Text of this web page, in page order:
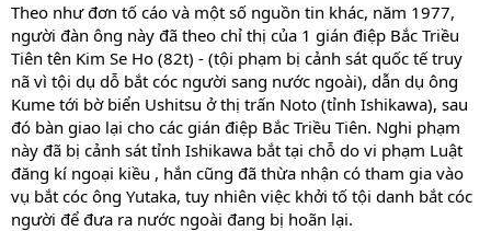
Theo như đơn tố cáo và một số nguồn tin khác, năm 1977,
người đàn ông này đã theo chỉ thị của 1 gián điệp Bắc Triều
Tiên tên Kim Se Ho (82t) - (tội phạm bị cảnh sát quốc tế truy
nã vì tội dụ dỗ bắt cóc người sang nước ngoài), dẫn dụ ông
Kume tới bờ biển Ushitsu ở thị trấn Noto (tỉnh Ishikawa), sau
đó bàn giao lại cho các gián điệp Bắc Triều Tiên. Nghi phạm
này đã bị cảnh sát tỉnh Ishikawa bắt tại chỗ do vi phạm Luật
đăng kí ngoại kiều , hắn cũng đã thừa nhận có tham gia vào
vụ bắt cóc ông Yutaka, tuy nhiên việc khởi tố tội danh bắt cóc
người để đưa ra nước ngoài đang bị hoãn lại.